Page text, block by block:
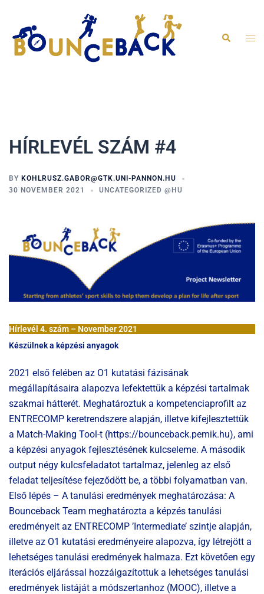
content
Search
HÍRLEVÉL SZÁM #4
BY KOHLRUSZ.GABOR@GTK.UNI-PANNON.HU
30 NOVEMBER 2021
UNCATEGORIZED @HU
Hírlevél 4. szám – November 2021
Készülnek a képzési anyagok
2021 első felében az O1 kutatási fázisának
megállapításaira alapozva lefektettük a képzési tartalmak
szakmai hátterét. Meghatároztuk a kompetenciaprofilt az
ENTRECOMP keretrendszere alapján, illetve kifejlesztettük
a Match-Making Tool-t (https://bounceback.pemik.hu), ami
a képzési anyagok fejlesztésének kulcseleme. A második
output négy kulcsfeladatot tartalmaz, jelenleg az első
feladat teljesítése fejeződött be, a többi folyamatban van.
Első lépés – A tanulási eredmények meghatározása: A
Bounceback Team meghatározta a képzés tanulási
eredményeit az ENTRECOMP ’Intermediate’ szintje alapján,
illetve az O1 kutatási eredményeire alapozva, így létrejött a
lehetséges tanulási eredmények halmaza. Ezt követően egy
iterációs eljárással hozzáigazítottuk a lehetséges tanulási
eredmények listáját a módszertanhoz (MOOC), illetve a